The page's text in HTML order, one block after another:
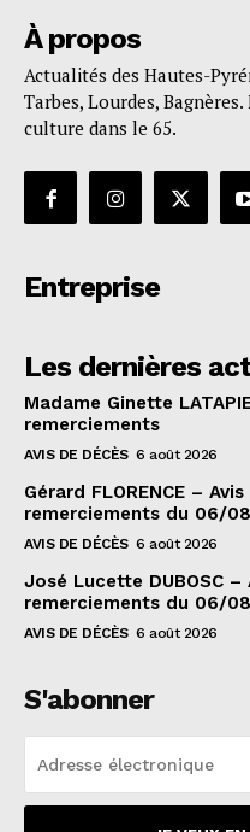
À propos
Actualités des Hautes-
Tarbes, Lourdes,
culture dans le 65.
Entreprise
Les dernières
Madame Ginette
remerciements
AVIS DE DÉCÈS 6 août 2026
Gérard FLORENCE –
remerciements du 06/
AVIS DE DÉCÈS 6 août 2026
José Lucette DUBOSC –
remerciements du 06/
AVIS DE DÉCÈS 6 août 2026
S'abonner